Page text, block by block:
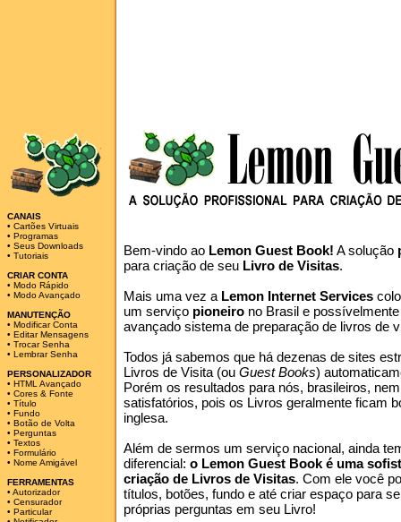
CANAIS
• Cartões Virtuais
• Programas
• Seus Downloads
• Tutoriais
CRIAR CONTA
• Modo Rápido
• Modo Avançado
MANUTENÇÃO
• Modificar Conta
• Editar Mensagens
• Trocar Senha
• Lembrar Senha
PERSONALIZADOR
• HTML Avançado
• Cores & Fonte
• Título
• Fundo
• Botão de Volta
• Perguntas
• Textos
• Formulário
• Nome Amigável
FERRAMENTAS
• Autorizador
• Censurador
• Particular
Bem-vindo ao Lemon Guest Book! A solução
para criação de seu Livro de Visitas.
Mais uma vez a Lemon Internet Services
um serviço pioneiro no Brasil e
avançado sistema de preparação de livros de
Todos já sabemos que há dezenas de sites
Livros de Visita (ou Guest Books)
Porém os resultados para nós, brasileiros,
satisfatórios, pois os Livros geralmente ficam
inglesa.
Além de sermos um serviço nacional, ainda
diferencial: o Lemon Guest Book é uma
criação de Livros de Visitas. Com ele você
títulos, botões, fundo e até criar espaço para
próprias perguntas em seu Livro!